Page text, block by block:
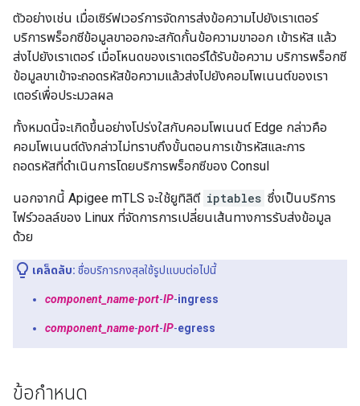
ตัวอย่างเช่น เมื่อเซิร์ฟเวอร์การจัดการส่งข้อความไปยังเราเตอร์
บริการพร็อกซีข้อมูลขาออกจะสกัดกั้นข้อความขาออก เข้ารหัส แล้ว
ส่งไปยังเราเตอร์ เมื่อโหนดของเราเตอร์ได้รับข้อความ บริการพร็อกซี
ข้อมูลขาเข้าจะถอดรหัสข้อความแล้วส่งไปยังคอมโพเนนต์ของเรา
เตอร์เพื่อประมวลผล
ทั้งหมดนี้จะเกิดขึ้นอย่างโปร่งใสกับคอมโพเนนต์ Edge กล่าวคือ
คอมโพเนนต์ดังกล่าวไม่ทราบถึงขั้นตอนการเข้ารหัสและการ
ถอดรหัสที่ดำเนินการโดยบริการพร็อกซีของ Consul
นอกจากนี้ Apigee mTLS จะใช้ยูทิลิตี iptables ซึ่งเป็นบริการ
ไฟร์วอลล์ของ Linux ที่จัดการการเปลี่ยนเส้นทางการรับส่งข้อมูล
ด้วย
เคล็ดลับ: ชื่อบริการกงสุลใช้รูปแบบต่อไปนี้
component_name-port-IP-ingress
component_name-port-IP-egress
ข้อกำหนด